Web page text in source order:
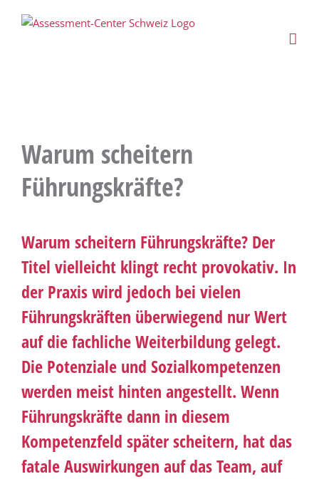
Inhalt
Warum scheitern
Führungskräfte?
Warum scheitern Führungskräfte? Der
Titel vielleicht klingt recht provokativ. In
der Praxis wird jedoch bei vielen
Führungskräften überwiegend nur Wert
auf die fachliche Weiterbildung gelegt.
Die Potenziale und Sozialkompetenzen
werden meist hinten angestellt. Wenn
Führungskräfte dann in diesem
Kompetenzfeld später scheitern, hat das
fatale Auswirkungen auf das Team, auf